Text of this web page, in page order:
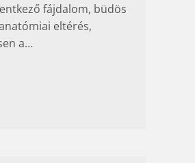
fájdalom, büdös
eltérés,
a…